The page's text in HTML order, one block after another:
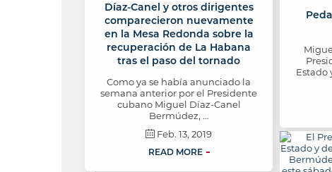
Díaz-Canel y otros dirigentes
comparecieron nuevamente
en la Mesa Redonda sobre la
recuperación de La Habana
tras el paso del tornado
Como ya se había anunciado la
semana anterior por el Presidente
cubano Miguel Díaz-Canel
Bermúdez, …
Feb. 13, 2019
READ MORE
Estado